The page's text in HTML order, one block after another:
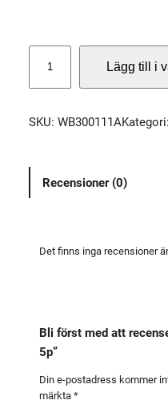
S
L
N
Lägg till i
SKU: WB300111AKategori:
Recensioner (0)
Det finns inga recensioner
Bli först med att
5p”
Din e-postadress kommer
märkta *